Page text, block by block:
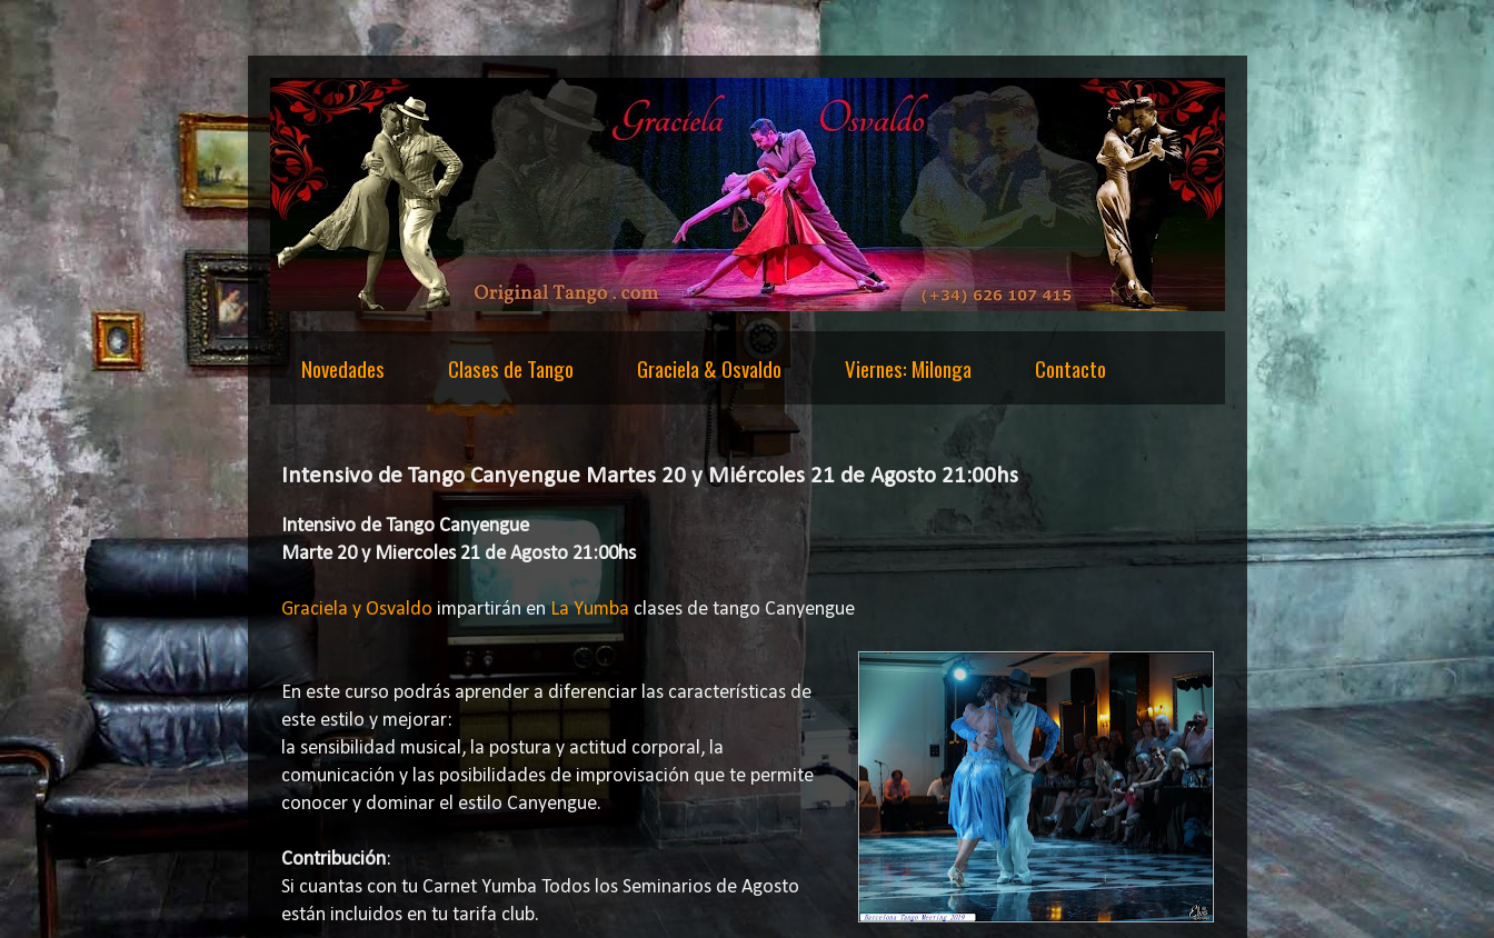
Novedades Clases de Tango Graciela & Osvaldo Viernes: Milonga Contacto
Intensivo de Tango Canyengue Martes 20 y Miércoles 21 de Agosto 21:00hs
Intensivo de Tango Canyengue
Marte 20 y Miercoles 21 de Agosto 21:00hs
Graciela y Osvaldo impartirán enLa Yumba clases de tango Canyengue
En este curso podrás aprender a diferenciar las características de
este estilo y mejorar:
la sensibilidad musical, la postura y actitud corporal, la
comunicación y las posibilidades de improvisación que te permite
conocer y dominar el estilo Canyengue.
Contribución:
Si cuantas con tu Carnet Yumba Todos los Seminarios de Agosto
están incluidos en tu tarifa club.